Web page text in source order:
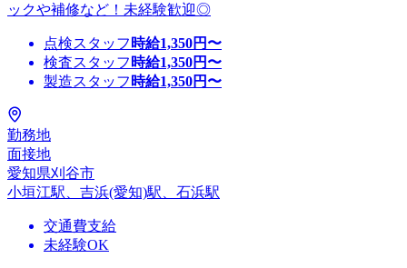
ックや補修など！未経験歓迎◎
点検スタッフ 時給1,350円〜
検査スタッフ 時給1,350円〜
製造スタッフ 時給1,350円〜
勤務地
面接地
愛知県刈谷市
小垣江駅、吉浜(愛知)駅、石浜駅
交通費支給
未経験OK